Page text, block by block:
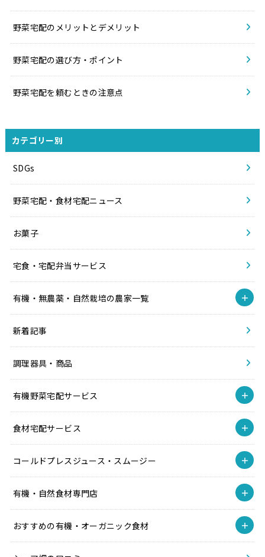
野菜宅配のメリットとデメリット
野菜宅配の選び方・ポイント
野菜宅配を頼むときの注意点
カテゴリー別
SDGs
野菜宅配・食材宅配ニュース
お菓子
宅食・宅配弁当サービス
有機・無農薬・自然栽培の農家一覧
新着記事
調理器具・商品
有機野菜宅配サービス
食材宅配サービス
コールドプレスジュース・スムージー
有機・自然食材専門店
おすすめの有機・オーガニック食材